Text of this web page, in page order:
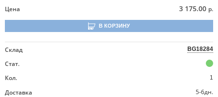
Цена
3 175.00 р.
В КОРЗИНУ
Склад BG18284
Стат.
Кол.
1
Доставка
5-6дн.